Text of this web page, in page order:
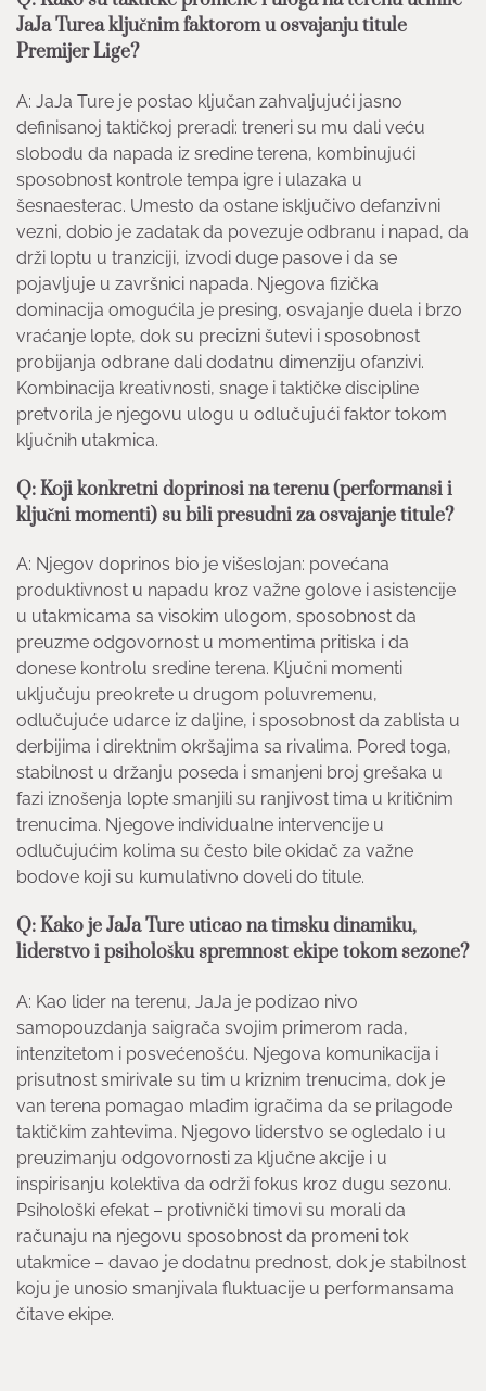
JaJa Turea ključnim faktorom u osvajanju titule
Premijer Lige?
A: JaJa Ture je postao ključan zahvaljujući jasno
definisanoj taktičkoj preradi: treneri su mu dali veću
slobodu da napada iz sredine terena, kombinujući
sposobnost kontrole tempa igre i ulazaka u
šesnaesterac. Umesto da ostane isključivo defanzivni
vezni, dobio je zadatak da povezuje odbranu i napad, da
drži loptu u tranziciji, izvodi duge pasove i da se
pojavljuje u završnici napada. Njegova fizička
dominacija omogućila je presing, osvajanje duela i brzo
vraćanje lopte, dok su precizni šutevi i sposobnost
probijanja odbrane dali dodatnu dimenziju ofanzivi.
Kombinacija kreativnosti, snage i taktičke discipline
pretvorila je njegovu ulogu u odlučujući faktor tokom
ključnih utakmica.
Q: Koji konkretni doprinosi na terenu (performansi i
ključni momenti) su bili presudni za osvajanje titule?
A: Njegov doprinos bio je višeslojan: povećana
produktivnost u napadu kroz važne golove i asistencije
u utakmicama sa visokim ulogom, sposobnost da
preuzme odgovornost u momentima pritiska i da
donese kontrolu sredine terena. Ključni momenti
uključuju preokrete u drugom poluvremenu,
odlučujuće udarce iz daljine, i sposobnost da zablista u
derbijima i direktnim okršajima sa rivalima. Pored toga,
stabilnost u držanju poseda i smanjeni broj grešaka u
fazi iznošenja lopte smanjili su ranjivost tima u kritičnim
trenucima. Njegove individualne intervencije u
odlučujućim kolima su često bile okidač za važne
bodove koji su kumulativno doveli do titule.
Q: Kako je JaJa Ture uticao na timsku dinamiku,
liderstvo i psihološku spremnost ekipe tokom sezone?
A: Kao lider na terenu, JaJa je podizao nivo
samopouzdanja saigrača svojim primerom rada,
intenzitetom i posvećenošću. Njegova komunikacija i
prisutnost smirivale su tim u kriznim trenucima, dok je
van terena pomagao mlađim igračima da se prilagode
taktičkim zahtevima. Njegovo liderstvo se ogledalo i u
preuzimanju odgovornosti za ključne akcije i u
inspirisanju kolektiva da održi fokus kroz dugu sezonu.
Psihološki efekat – protivnički timovi su morali da
računaju na njegovu sposobnost da promeni tok
utakmice – davao je dodatnu prednost, dok je stabilnost
koju je unosio smanjivala fluktuacije u performansama
čitave ekipe.